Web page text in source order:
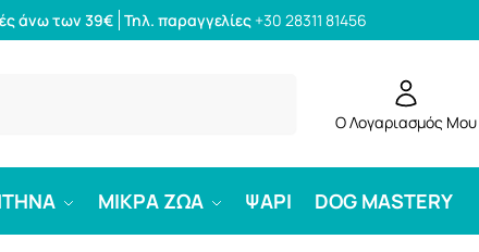
άνω των 39€ Τηλ. παραγγελίες +30 28311 81456
Ο Λογαριασμός Μου
ΜΙΚΡΑ ΖΩΑ ΨΑΡΙ DOG MASTERY